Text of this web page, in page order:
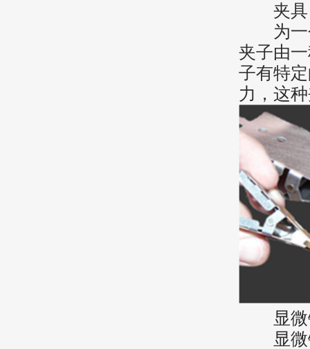
夹具
为一个
夹子由
子有特
力，这
显微
显微镜